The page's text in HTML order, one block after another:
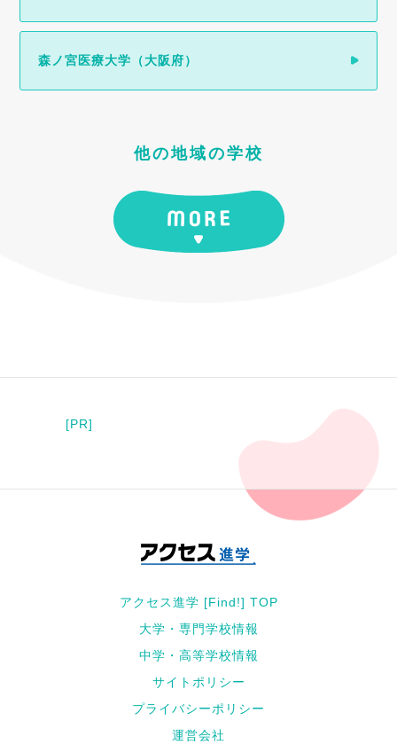
森ノ宮医療大学（大阪府）
他の地域の学校
[PR]
アクセス進学 [Find!] TOP
大学・専門学校情報
中学・高等学校情報
サイトポリシー
プライバシーポリシー
運営会社